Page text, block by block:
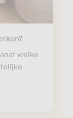
welke